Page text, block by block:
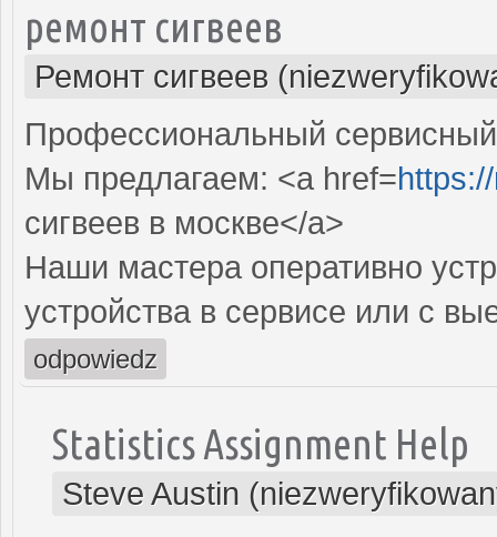
ремонт сигвеев
Ремонт сигвеев
Профессиональный
Мы предлагаем: <a href=
сигвеев в москве</a>
Наши мастера оперативно
устройства в сервисе или с
odpowiedz
Statistics Assignment Help
Steve Austin